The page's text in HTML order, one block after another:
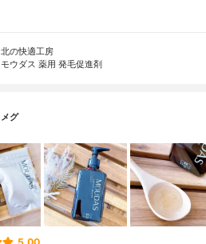
北の快適工房
モウダス 薬用 発毛促進剤
メグ